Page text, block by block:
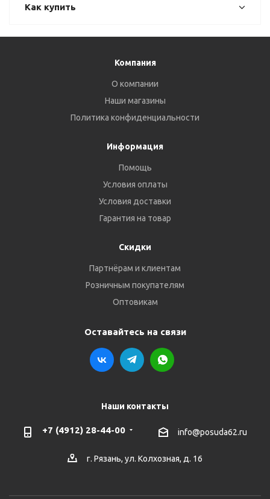
Как купить
Компания
О компании
Наши магазины
Политика конфиденциальности
Информация
Помощь
Условия оплаты
Условия доставки
Гарантия на товар
Скидки
Партнёрам и клиентам
Розничным покупателям
Оптовикам
Оставайтесь на связи
Наши контакты
+7 (4912) 28-44-00 info@posuda62.ru
г. Рязань, ул. Колхозная, д. 16